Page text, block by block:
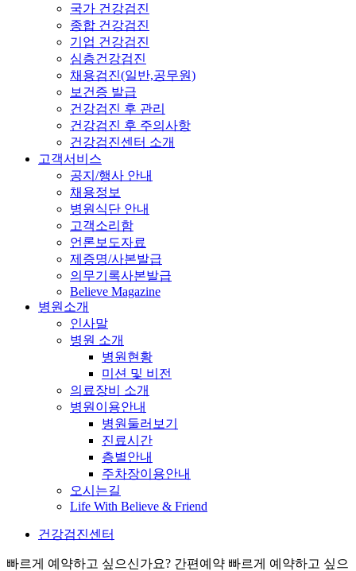
국가 건강검진
종합 건강검진
기업 건강검진
심층건강검진
채용검진(일반,공무원)
보건증 발급
건강검진 후 관리
건강검진 후 주의사항
건강검진센터 소개
고객서비스
공지/행사 안내
채용정보
병원식단 안내
고객소리함
언론보도자료
제증명/사본발급
의무기록사본발급
Believe Magazine
병원소개
인사말
병원 소개
병원현황
미션 및 비전
의료장비 소개
병원이용안내
병원둘러보기
진료시간
층별안내
주차장이용안내
오시는길
Life With Believe & Friend
건강검진센터
빠르게 예약하고 싶으신가요? 간편예약 빠르게 예약하고 싶으